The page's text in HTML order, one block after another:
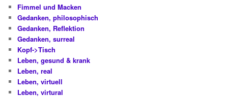
Fimmel und Macken
Gedanken, philosophisch
Gedanken, Reflektion
Gedanken, surreal
Kopf->Tisch
Leben, gesund & krank
Leben, real
Leben, virtuell
Leben, virtural